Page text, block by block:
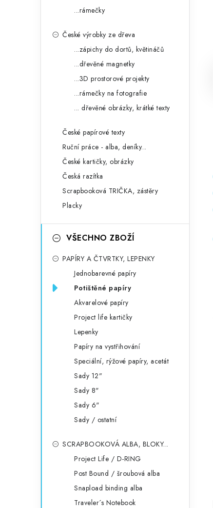
...rámečky
České výrobky ze dřeva
...zápichy do dortů, květináčů
...dřevěné magnetky
...3D prostorové projekty
...rámečky na fotografie
... dřevěné obrázky, krátké texty
České papírové texty
Ruční práce - alba, deníky...
České kartičky, obrázky
Česká razítka
Scrapbooková TRIČKA, zástěry
Placky
VŠECHNO ZBOŽÍ
PAPÍRY A ČTVRTKY, LEPENKY
Jednobarevné papíry
Potištěné papíry
Akvarelové papíry
Project life kartičky
Lepenky
Papíry na vystřihování
Speciální, rýžové papíry, acetát
Sady 12"
Sady 8"
Sady 6"
Sady / ostatní
SCRAPBOOKOVÁ ALBA, BLOKY...
Project Life / D-RING
Post Bound / šroubová alba
Snapload binding alba
Traveler´s Notebook